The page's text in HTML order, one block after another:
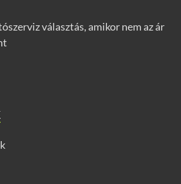
választás, amikor nem az ár